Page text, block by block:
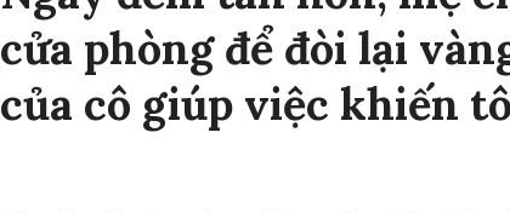
cửa phòng để đòi lại
của cô giúp việc khiến